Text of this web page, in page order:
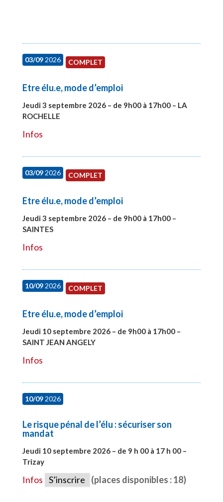
03/092026 COMPLET
Etre élu.e, mode d’emploi
Jeudi 3 septembre 2026 – de 9h00 à 17h00 – LA
ROCHELLE
Infos
03/092026 COMPLET
Etre élu.e, mode d’emploi
Jeudi 3 septembre 2026 – de 9h00 à 17h00 –
SAINTES
Infos
10/092026 COMPLET
Etre élu.e, mode d’emploi
Jeudi 10 septembre 2026 – de 9h00 à 17h00 –
SAINT JEAN ANGELY
Infos
10/092026
Le risque pénal de l’élu : sécuriser son
mandat
Jeudi 10 septembre 2026 – de 9 h 00 à 17 h 00 –
Trizay
Infos S’inscrire (places disponibles : 18)